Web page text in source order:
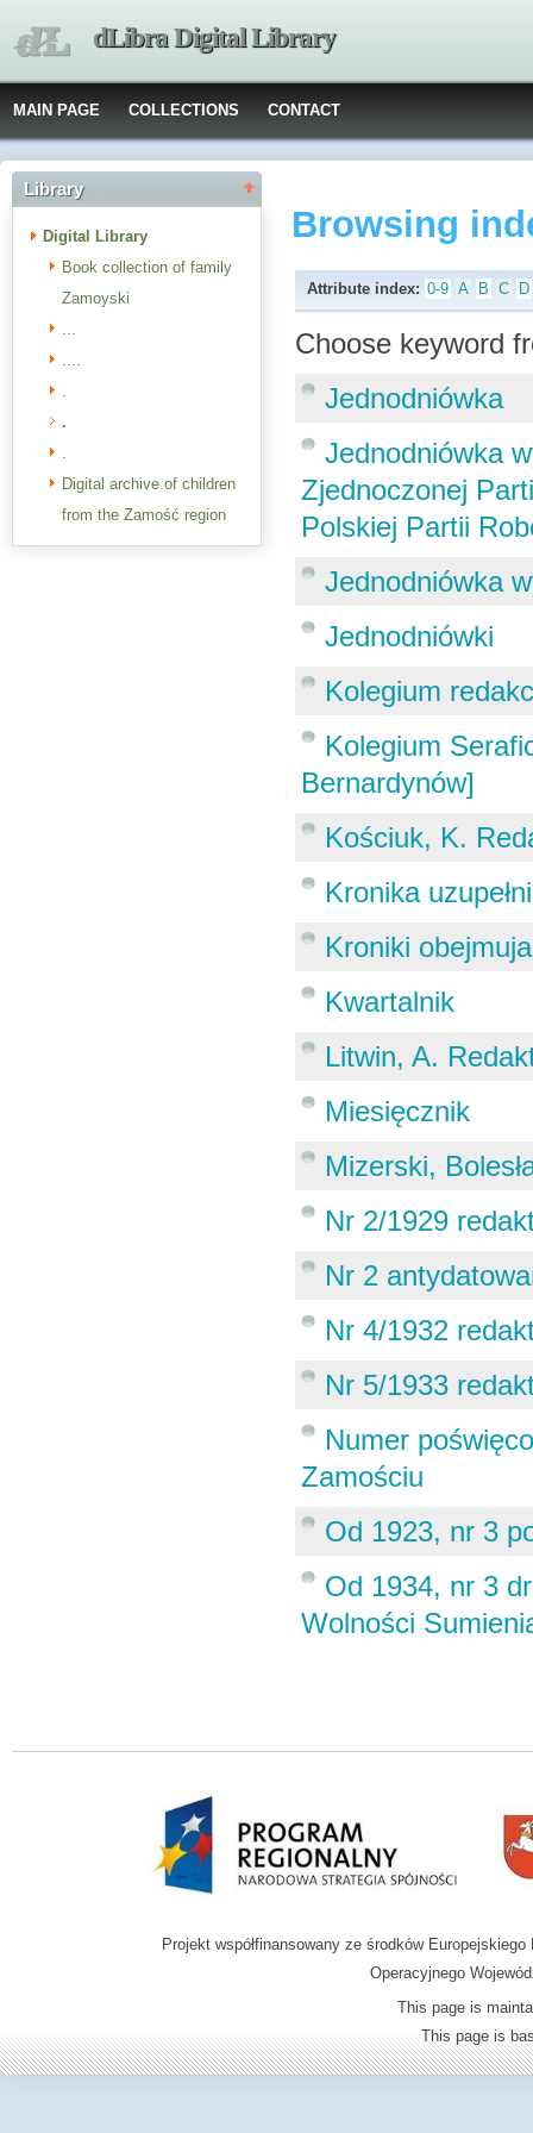
dLibra Digital Library
MAIN PAGE COLLECTIONS CONTACT
Library
Digital Library
Book collection of family
Zamoyski
...
....
.
.
.
Digital archive of children
from the Zamość region
Browsing
Attribute index: 0-9 A B C D
Choose keyword
Jednodniówka
Jednodniówka
Zjednoczonej
Polskiej Partii
Jednodniówka
Jednodniówki
Kolegium
Kolegium
Bernardynów]
Kościuk, K.
Kronika
Kroniki
Kwartalnik
Litwin, A.
Miesięcznik
Mizerski,
Nr 2/1929
Nr 2
Nr 4/1932
Nr 5/1933
Numer
Zamościu
Od 1923, nr 3
Od 1934, nr 3
Wolności
Projekt współfinansowany ze środków
Operacyjnego
This page is
This page is